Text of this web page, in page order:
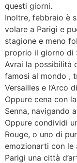
questi giorni.
Inoltre, febbraio è
volare a Parigi e
stagione e meno
proprio il giorno di
Avrai la possibilità
famosi al mondo ,
Versailles e l’Arco
Oppure cena con
Senna, navigando
Oppure condividi
Rouge, o uno di
emozionarti con le
Parigi una città